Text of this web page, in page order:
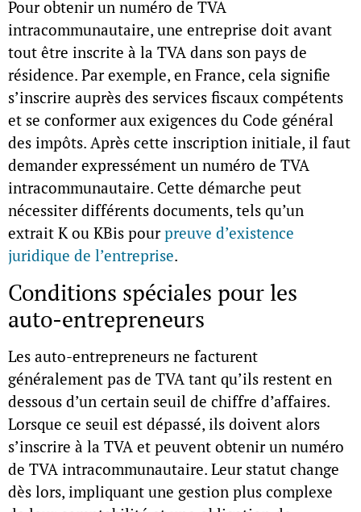
Pour obtenir un numéro de TVA
intracommunautaire, une entreprise doit avant
tout être inscrite à la TVA dans son pays de
résidence. Par exemple, en France, cela signifie
s’inscrire auprès des services fiscaux compétents
et se conformer aux exigences du Code général
des impôts. Après cette inscription initiale, il faut
demander expressément un numéro de TVA
intracommunautaire. Cette démarche peut
nécessiter différents documents, tels qu’un
extrait K ou KBis pourpreuve d’existence
juridique de l’entreprise.
Conditions spéciales pour les
auto-entrepreneurs
Les auto-entrepreneurs ne facturent
généralement pas de TVA tant qu’ils restent en
dessous d’un certain seuil de chiffre d’affaires.
Lorsque ce seuil est dépassé, ils doivent alors
s’inscrire à la TVA et peuvent obtenir un numéro
de TVA intracommunautaire. Leur statut change
dès lors, impliquant une gestion plus complexe